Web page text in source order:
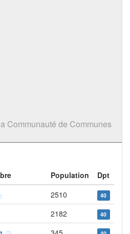
Communauté de Communes
Population
Dpt
2510 40
2182 40